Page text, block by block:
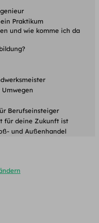
Praktikum
und wie komme ich da
Berufseinsteiger
für deine Zukunft ist
und Außenhandel